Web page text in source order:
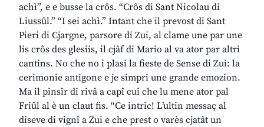
achì”, e e busse la crôs. “Crôs di Sant Nicolau di
Liussûl.” “I sei achì.” Intant che il prevost di Sant
Pieri di Cjargne, parsore di Zui, al clame une par une
lis crôs des glesiis, il cjâf di Mario al va ator par altri
cantins. No che no i plasi la fieste de Sense di Zui: la
cerimonie antigone e je simpri une grande emozion.
Ma il pinsîr di rivâ a capî cui che lu mene ator pal
Friûl al è un claut fis. “Ce intric! L’ultin messaç al
diseve di vignî a Zui e che prest o varès cjatât un